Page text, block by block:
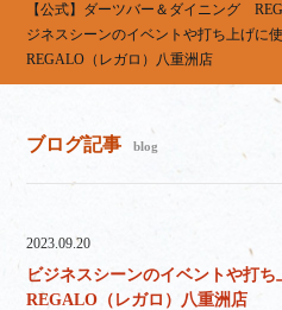
【公式】ダーツバー＆ダイニング
ジネスシーンのイベントや打ち上げに
REGALO（レガロ）八重洲店
ブログ記事 blog
2023.09.20
ビジネスシーンのイベントや打ち
REGALO（レガロ）八重洲店